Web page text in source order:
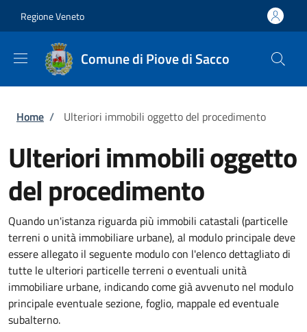
Regione Veneto
Comune di Piove di Sacco
Briciole di pane
Home / Ulteriori immobili oggetto del procedimento
Ulteriori immobili oggetto
del procedimento
Quando un'istanza riguarda più immobili catastali (particelle
terreni o unità immobiliare urbane), al modulo principale deve
essere allegato il seguente modulo con l'elenco dettagliato di
tutte le ulteriori particelle terreni o eventuali unità
immobiliare urbane, indicando come già avvenuto nel modulo
principale eventuale sezione, foglio, mappale ed eventuale
subalterno.